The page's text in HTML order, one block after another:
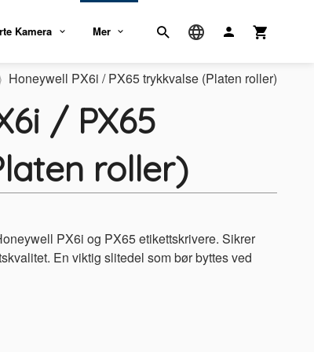
Kamera Mer
Honeywell PX6i / PX65 trykkvalse (Platen roller)
/ PX65
roller)
PX6i og PX65 etikettskrivere. Sikrer
En viktig slitedel som bør byttes ved